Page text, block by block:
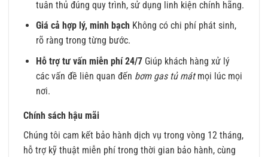
tuân thủ đúng quy trình, sử dụng linh kiện chính hãng.
Giá cả hợp lý, minh bạch Không có chi phí phát sinh,
rõ ràng trong từng bước.
Hỗ trợ tư vấn miễn phí 24/7Giúp khách hàng xử lý
các vấn đề liên quan đến bơm gas tủ mátmọi lúc mọi
nơi.
Chính sách hậu mãi
Chúng tôi cam kết bảo hành dịch vụ trong vòng 12 tháng,
hỗ trợ kỹ thuật miễn phí trong thời gian bảo hành, cùng